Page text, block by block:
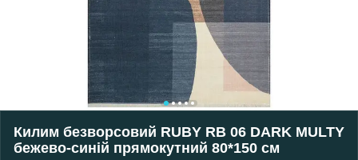
Килим безворсовий RUBY RB 06 DARK MULTY
бежево-синій прямокутний 80*150 см